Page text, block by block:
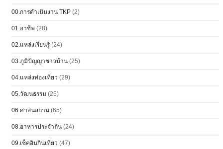
00.การดำเนินงาน TKP (2)
01.อาชีพ (28)
02.แหล่งเรียนรู้ (24)
03.ภูมิปัญญาชาวบ้าน (25)
04.แหล่งท่องเที่ยว (29)
05.วัฒนธรรม (25)
06.ศาสนสถาน (65)
08.อาหารประจำถิ่น (24)
09.เช็คอินกินเที่ยว (47)